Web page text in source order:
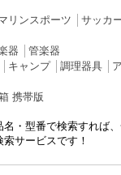
リンスポーツ サッカ
器
管楽器
キャンプ│ 調理器具│
携帯版
名・型番で検索すれば
サービスです！